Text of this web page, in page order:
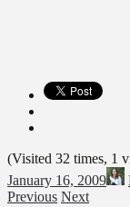
(Visited 32 times, 1
January 16, 2009
Previous Next